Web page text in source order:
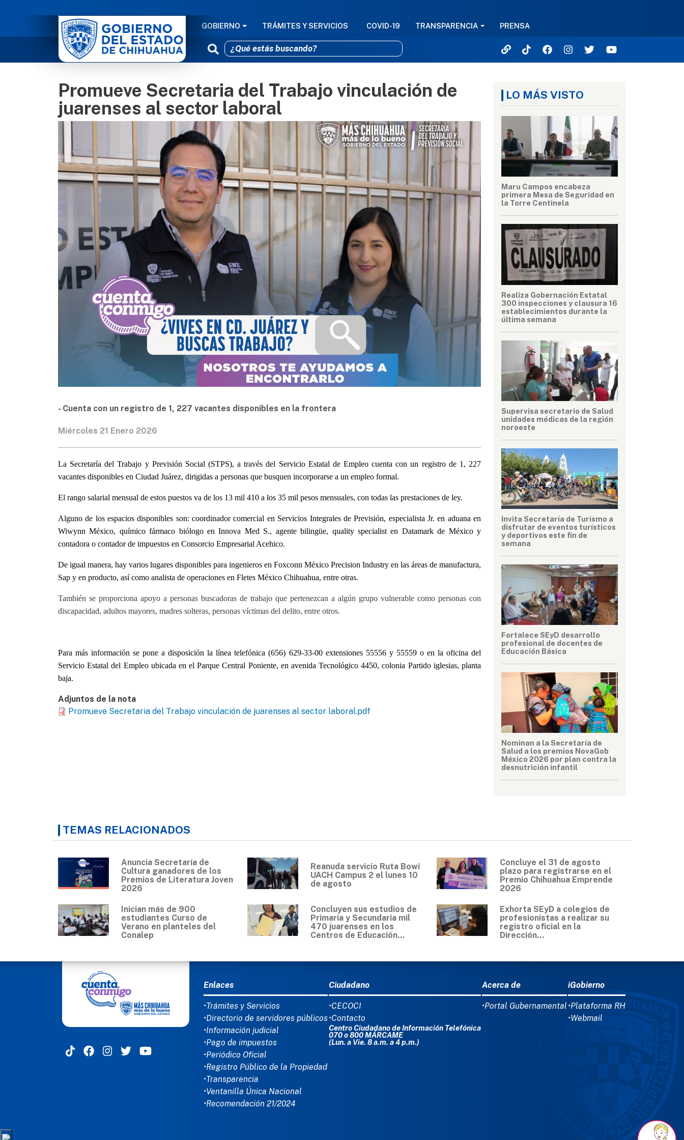
Pasar al contenido principal
NAVEGACIÓN PRINCIPAL
GOBIERNO TRÁMITES Y SERVICIOS COVID-19 TRANSPARENCIA PRENSA
Promueve Secretaria del Trabajo vinculación de
juarenses al sector laboral
- Cuenta con un registro de 1, 227 vacantes disponibles en la frontera
Miércoles 21 Enero 2026
La Secretaría del Trabajo y Previsión Social (STPS), a través del Servicio Estatal de Empleo cuenta con un registro de 1, 227
vacantes disponibles en Ciudad Juárez, dirigidas a personas que busquen incorporarse a un empleo formal.
El rango salarial mensual de estos puestos va de los 13 mil 410 a los 35 mil pesos mensuales, con todas las prestaciones de ley.
Alguno de los espacios disponibles son: coordinador comercial en Servicios Integrales de Previsión, especialista Jr. en aduana en
Wiwynn México, químico fármaco biólogo en Innova Med S., agente bilingüe, quality specialist en Datamark de México y
contadora o contador de impuestos en Consorcio Empresarial Acehico.
De igual manera, hay varios lugares disponibles para ingenieros en Foxconn México Precision Industry en las áreas de manufactura,
Sap y en producto, así como analista de operaciones en Fletes México Chihuahua, entre otras.
También se proporciona apoyo a personas buscadoras de trabajo que pertenezcan a algún grupo vulnerable como personas con
discapacidad, adultos mayores, madres solteras, personas víctimas del delito, entre otros.
Para más información se pone a disposición la línea telefónica (656) 629-33-00 extensiones 55556 y 55559 o en la oficina del
Servicio Estatal del Empleo ubicada en el Parque Central Poniente, en avenida Tecnológico 4450, colonia Partido iglesias, planta
baja.
Adjuntos de la nota
Promueve Secretaria del Trabajo vinculación de juarenses al sector laboral.pdf
LO MÁS VISTO
Maru Campos encabeza
primera Mesa de Seguridad en
la Torre Centinela
Realiza Gobernación Estatal
300 inspecciones y clausura 16
establecimientos durante la
última semana
Supervisa secretario de Salud
unidades médicas de la región
noroeste
Invita Secretaría de Turismo a
disfrutar de eventos turísticos
y deportivos este fin de
semana
Fortalece SEyD desarrollo
profesional de docentes de
Educación Básica
Nominan a la Secretaría de
Salud a los premios NovaGob
México 2026 por plan contra la
desnutrición infantil
TEMAS RELACIONADOS
Anuncia Secretaría de
Cultura ganadores de los
Premios de Literatura Joven
2026
Reanuda servicio Ruta Bowí
UACH Campus 2 el lunes 10
de agosto
Concluye el 31 de agosto
plazo para registrarse en el
Premio Chihuahua Emprende
2026
Inician más de 900
estudiantes Curso de
Verano en planteles del
Conalep
Concluyen sus estudios de
Primaria y Secundaria mil
470 juarenses en los
Centros de Educación...
Exhorta SEyD a colegios de
profesionistas a realizar su
registro oficial en la
Dirección...
MENÚ DEL PIE
Enlaces
•Trámites y Servicios
•Directorio de servidores públicos
•Información judicial
•Pago de impuestos
•Periódico Oficial
•Registro Público de la Propiedad
•Transparencia
•Ventanilla Única Nacional
•Recomendación 21/2024
Ciudadano
•CECOCI
•Contacto
Centro Ciudadano de Información Telefónica
070 o 800 MÁRCAME
(Lun. a Vie. 8 a.m. a 4 p.m.)
Acerca de
•Portal Gubernamental
iGobierno
•Plataforma RH
•Webmail